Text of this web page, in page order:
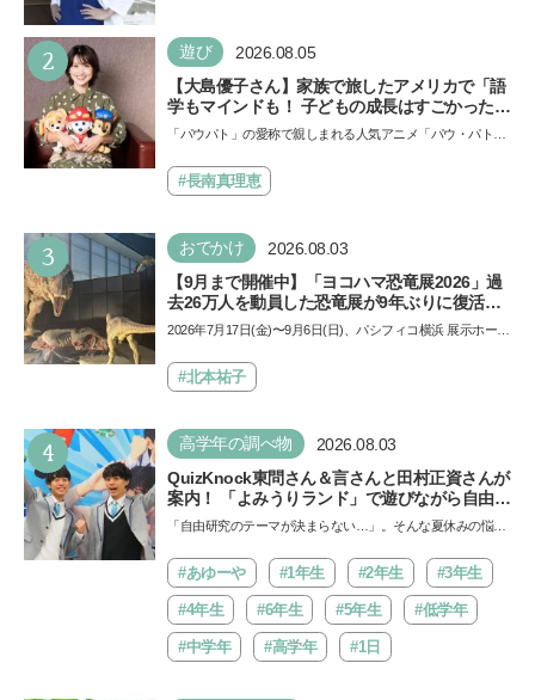
い…
2 遊び 2026.08.05
【大島優子さん】家族で旅したアメリカで「語
学もマインドも！ 子どもの成長はすごかった」
声優をつとめた映画『パウ・パトロール ザ・ダ
できると子どもに知ってほしい
「パウパト」の愛称で親しまれる人気アニメ「パウ・パトロ
ザ…
#長南真理恵
3 おでかけ 2026.08.03
【9月まで開催中】「ヨコハマ恐竜展2026」過
去26万人を動員した恐竜展が9年ぶりに復活！
夏休みのおでかけで楽しむポイントを完全ガイ
2026年7月17日(金)〜9月6日(日)、パシフィコ横浜 展示ホール
催…
#北本祐子
4 高学年の調べ物 2026.08.03
QuizKnock東問さん＆言さんと田村正資さんが
案内！ 「よみうりランド」で遊びながら自由研
究が進む期間限定イベントが開催
「自由研究のテーマが決まらない…」。そんな夏休みの悩み
バ!!…
#あゆーや #1年生 #2年生 #3年生
#4年生 #6年生 #5年生 #低学年
#中学年 #高学年 #1日